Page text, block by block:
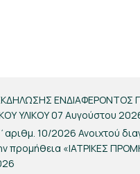
πρόσκλησης συλλογής
ΕΝΔΙΑΦΕΡΟΝΤΟΣ
ΥΛΙΚΟΥ07 Αυγούστου
10/2026 Ανοιχτού
προμήθεια «ΙΑΤΡΙΚΕΣ